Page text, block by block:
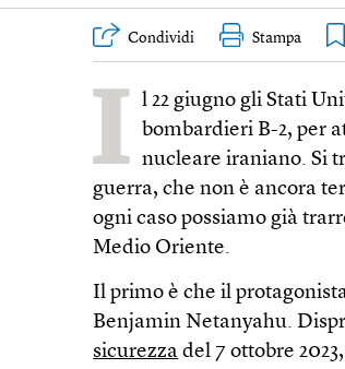
Condividi Stampa
I l 22 giugno gli Stati
bombardieri B-2, per
nucleare iraniano. Si
guerra, che non è ancora
ogni caso possiamo già
Medio Oriente.
Il primo è che il
Benjamin Netanyahu.
sicurezza del 7 ottobre